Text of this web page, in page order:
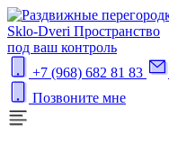
Sklo-Dveri Пространство
под ваш контроль
+7 (968) 682 81 83
Позвоните мне